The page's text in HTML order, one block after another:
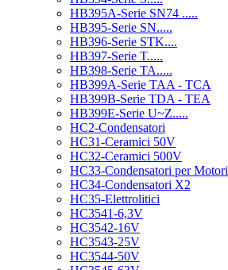
HB395A-Serie SN74 .....
HB395-Serie SN.....
HB396-Serie STK....
HB397-Serie T.....
HB398-Serie TA.....
HB399A-Serie TAA - TCA
HB399B-Serie TDA - TEA
HB399E-Serie U~Z.....
HC2-Condensatori
HC31-Ceramici 50V
HC32-Ceramici 500V
HC33-Condensatori per Motori
HC34-Condensatori X2
HC35-Elettrolitici
HC3541-6,3V
HC3542-16V
HC3543-25V
HC3544-50V